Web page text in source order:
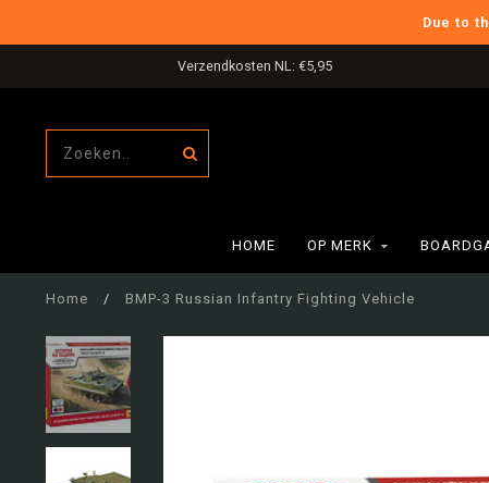
Due to
Verzendkosten NL: €5,95
HOME OP MERK
Home / BMP-3 Russian Infantry Fighting Vehicle